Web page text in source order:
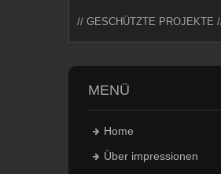
// GESCHÜTZTE PROJEKTE
MENÜ
Home
Über impressionen